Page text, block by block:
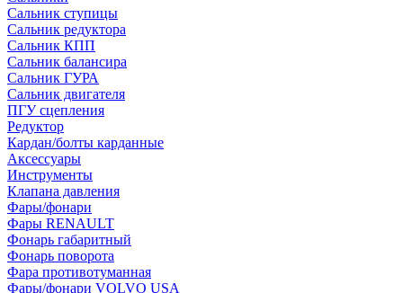
Сальник ступицы
Сальник редуктора
Сальник КПП
Сальник балансира
Сальник ГУРА
Сальник двигателя
ПГУ сцепления
Редуктор
Кардан/болты карданные
Аксессуары
Инструменты
Клапана давления
Фары/фонари
Фары RENAULT
Фонарь габаритный
Фонарь поворота
Фара противотуманная
Фары/фонари VOLVO USA